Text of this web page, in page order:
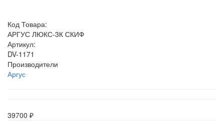
Код Товара:
АРГУС ЛЮКС-3К СКИФ
Артикул:
DV-1171
Производители
Аргус
39700 ₽